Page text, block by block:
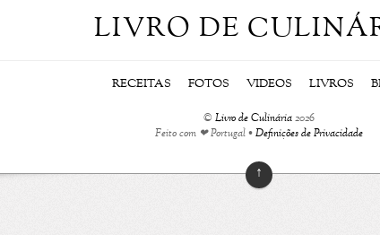
LIVRO DE
RECEITAS FOTOS VIDEOS LIVROS
© Livro de Culinária2026
Feito com ❤ Portugal •Definições de Privacidade
↑